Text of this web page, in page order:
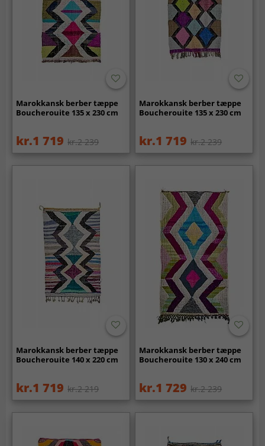
Marokkansk berber tæppe
Boucherouite 135 x 230 cm
kr.1 719 kr.2 239
Marokkansk berber tæppe
Boucherouite 135 x 230 cm
kr.1 719 kr.2 239
Marokkansk berber tæppe
Boucherouite 140 x 220 cm
kr.1 719 kr.2 219
Marokkansk berber tæppe
Boucherouite 130 x 240 cm
kr.1 729 kr.2 239